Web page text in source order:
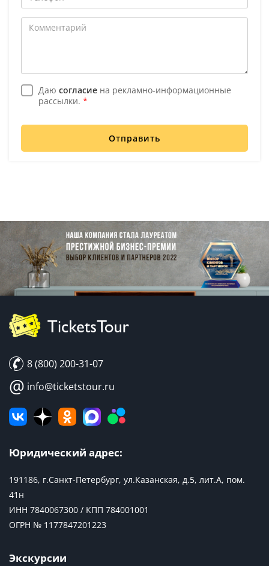
Даю согласие на рекламно-информационные
рассылки. *
Отправить
8 (800) 200-31-07
@ info@ticketstour.ru
Юридический адрес:
191186, г.Санкт-Петербург, ул.Казанская, д.5, лит.А, пом.
41н
ИНН 7840067300 / КПП 784001001
ОГРН № 1177847201223
Экскурсии